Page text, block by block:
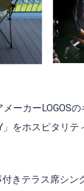
ーカーLOGOS
をホスピタリ
きテラス席シン